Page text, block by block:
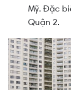
Mỹ. Đặc
Quận 2.